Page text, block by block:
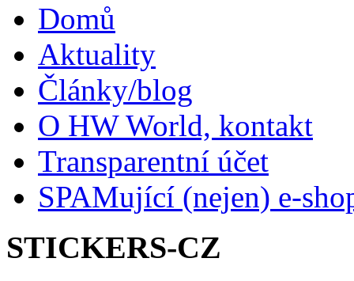
Domů
Aktuality
Články/blog
O HW World, kontakt
Transparentní účet
SPAMující (nejen) e-
STICKERS-CZ